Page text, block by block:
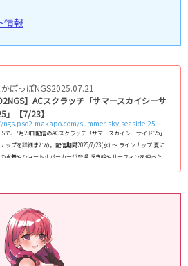
情報
かぽっぽNGS2025.07.21
】ACスクラッチ「サマースカイシーサ
」【7/23】
makapo.com/summer-sky-seaside-25
で、7月23日配信のACスクラッチ「サマースカイシーサイド’25」
ップを詳細まとめ｡ 配信期間2025/7/23(水) ～ ラインナップ 夏に
水着やショート丈パーカーが登場 浮き輪やサーフィンを使った
女性型コスチューム(タイプ2)夏にぴったりの水着(仮称)